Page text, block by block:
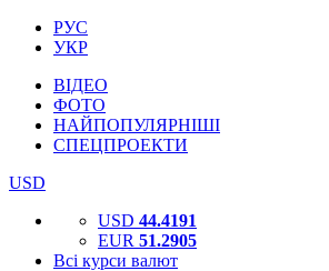
РУС
УКР
ВІДЕО
ФОТО
НАЙПОПУЛЯРНІШІ
СПЕЦПРОЕКТИ
USD
USD 44.4191
EUR 51.2905
Всі курси валют